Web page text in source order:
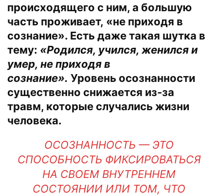
происходящего с ним, а большую
часть проживает, «не приходя в
сознание». Есть даже такая шутка в
тему: «Родился, учился, женился и
умер, не приходя в
сознание». Уровень осознанности
существенно снижается из-за
травм, которые случались жизни
человека.
ОСОЗНАННОСТЬ — ЭТО
СПОСОБНОСТЬ ФИКСИРОВАТЬСЯ
НА СВОЕМ ВНУТРЕННЕМ
СОСТОЯНИИ ИЛИ ТОМ, ЧТО